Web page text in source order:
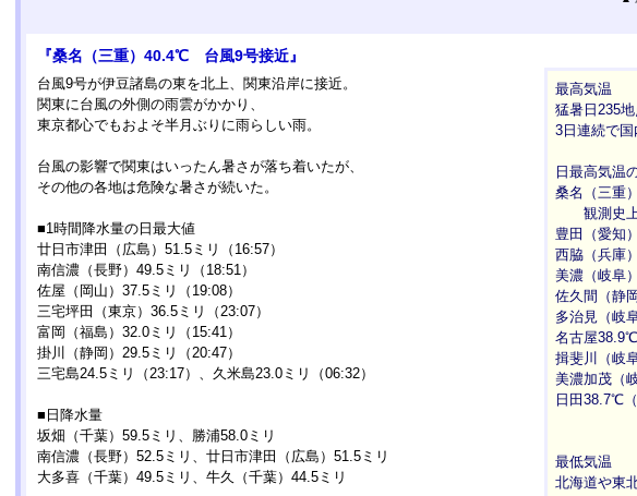
『桑名（三重）40.4℃ 台風9号接近』
台風9号が伊豆諸島の東を北上、関東沿岸に接近。
関東に台風の外側の雨雲がかかり、
東京都心でもおよそ半月ぶりに雨らしい雨。
台風の影響で関東はいったん暑さが落ち着いたが、
その他の各地は危険な暑さが続いた。
■1時間降水量の日最大値
廿日市津田（広島）51.5ミリ（16:57）
南信濃（長野）49.5ミリ（18:51）
佐屋（岡山）37.5ミリ（19:08）
三宅坪田（東京）36.5ミリ（23:07）
富岡（福島）32.0ミリ（15:41）
掛川（静岡）29.5ミリ（20:47）
三宅島24.5ミリ（23:17）、久米島23.0ミリ（06:32）
■日降水量
坂畑（千葉）59.5ミリ、勝浦58.0ミリ
南信濃（長野）52.5ミリ、廿日市津田（広島）51.5ミリ
大多喜（千葉）49.5ミリ、牛久（千葉）44.5ミリ
最高気温
猛暑日235
3日連続で国
日最高気温
桑名（三重
観測史上1
豊田（愛知
西脇（兵庫
美濃（岐阜
佐久間（静
多治見（岐
名古屋38.9℃
揖斐川（岐
美濃加茂（
日田38.7℃（
最低気温
北海道や東